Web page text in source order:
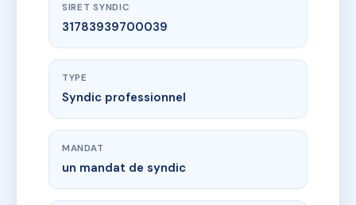
SIRET SYNDIC
31783939700039
TYPE
Syndic professionnel
MANDAT
un mandat de syndic